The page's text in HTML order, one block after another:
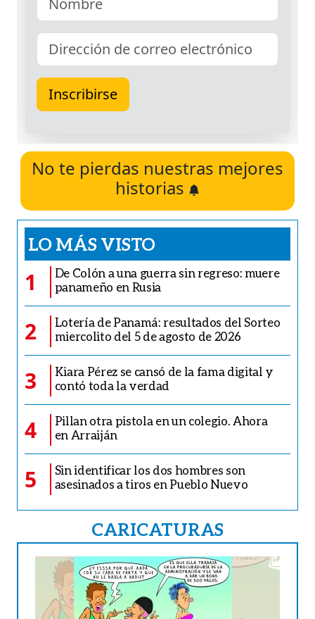
No te pierdas nuestras mejores
historias
LO MÁS VISTO
1
De Colón a una guerra sin regreso: muere
panameño en Rusia
2
Lotería de Panamá: resultados del Sorteo
miercolito del 5 de agosto de 2026
3
Kiara Pérez se cansó de la fama digital y
contó toda la verdad
4
Pillan otra pistola en un colegio. Ahora
en Arraiján
5
Sin identificar los dos hombres son
asesinados a tiros en Pueblo Nuevo
CARICATURAS